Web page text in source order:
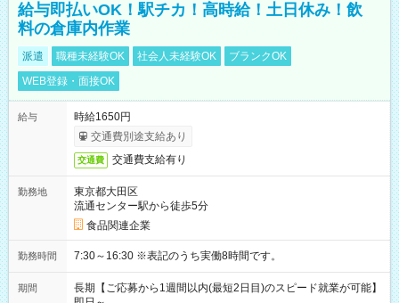
給与即払いOK！駅チカ！高時給！土日休み！飲
料の倉庫内作業
派遣 職種未経験OK 社会人未経験OK
ブランクOK
WEB登録・面接OK
給与
時給1650円
交通費別途支給あり
交通費 交通費支給有り
勤務地
東京都大田区
流通センター駅から徒歩5分
食品関連企業
勤務時間 7:30～16:30 ※表記のうち実働8時間です。
期間
長期【ご応募から1週間以内(最短2日目)のスピード就業が可能】